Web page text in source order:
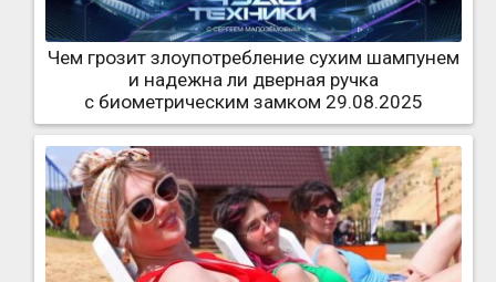
Чем грозит злоупотребление сухим шампунем
и надежна ли дверная ручка
с биометрическим замком 29.08.2025